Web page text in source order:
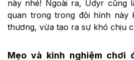
này nhé! Ngoài ra, Udyr cũng
quan trọng trong đội hình này
thương, vừa tạo ra sự khó chịu
Mẹo và kinh nghiệm chơi